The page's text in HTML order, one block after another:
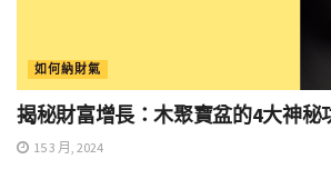
如何納財氣
揭秘財富增長：木聚寶盆的4大神秘
15 3 月, 2024